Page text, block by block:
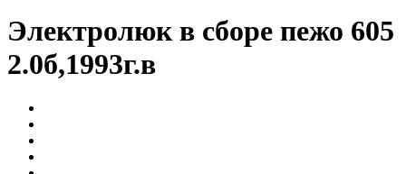
Электролюк в сборе пежо 605
2.0б,1993г.в